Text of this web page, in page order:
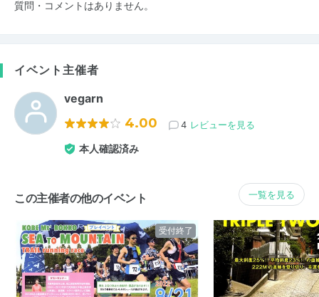
質問・コメントはありません。
イベント主催者
vegarn
4.00 4 レビューを見る
本人確認済み
この主催者の他のイベント 一覧を見る
受付終了